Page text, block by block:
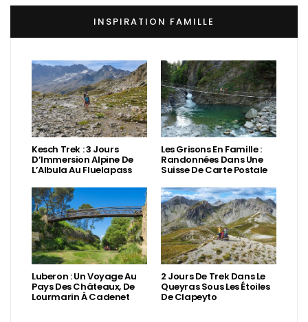
INSPIRATION FAMILLE
Kesch Trek : 3 Jours
D’Immersion Alpine De
L’Albula Au Fluelapass
Les Grisons En Famille :
Randonnées Dans Une
Suisse De Carte Postale
Luberon : Un Voyage Au
Pays Des Châteaux, De
Lourmarin À Cadenet
2 Jours De Trek Dans Le
Queyras Sous Les Étoiles
De Clapeyto